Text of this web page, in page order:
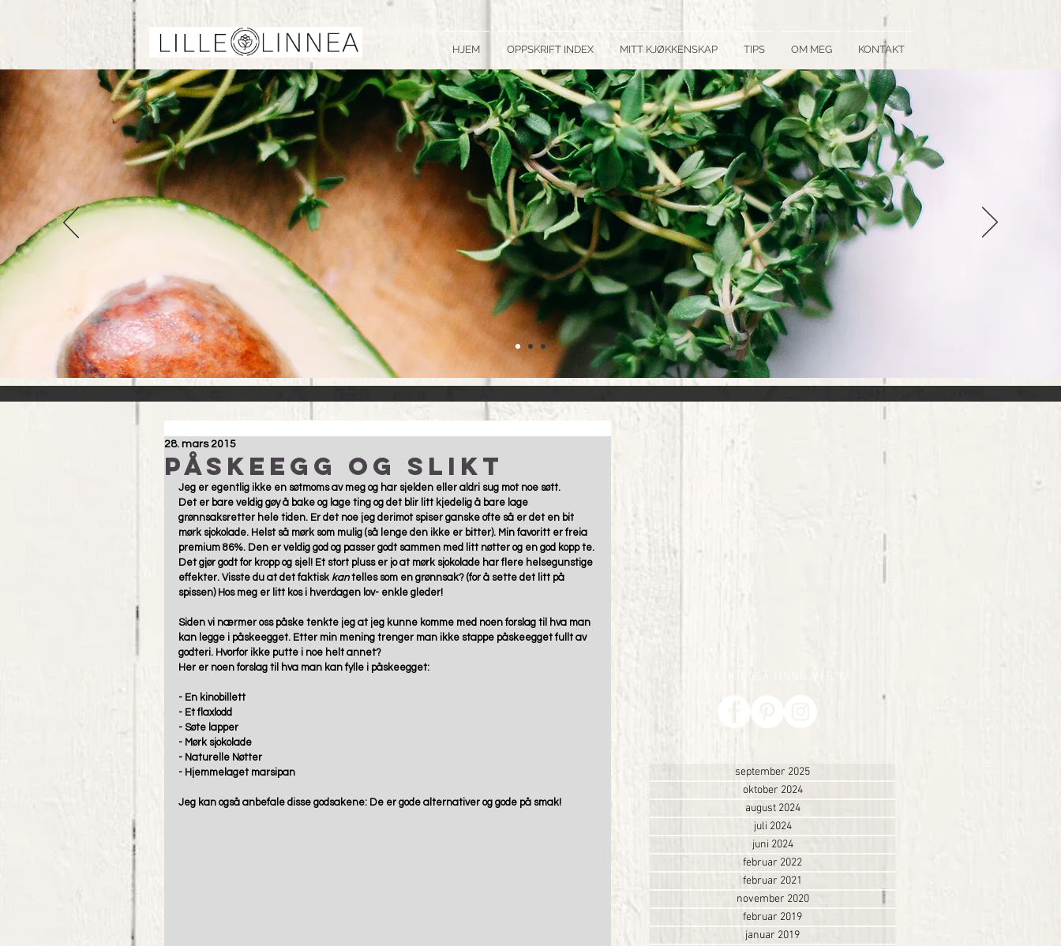
HJEM OPPSKRIFT INDEX MITT KJØKKENSKAP TIPS OM MEG KONTAKT
Påskeegg og slikt
28. mars 2015
Jeg er egentlig ikke en søtmoms av meg og har sjelden eller aldri sug mot noe søtt.
Det er bare veldig gøy å bake og lage ting og det blir litt kjedelig å bare lage
grønnsaksretter hele tiden. Er det noe jeg derimot spiser ganske ofte så er det en bit
mørk sjokolade. Helst så mørk som mulig (så lenge den ikke er bitter). Min favoritt er freia
premium 86%. Den er veldig god og passer godt sammen med litt nøtter og en god kopp te.
Det gjør godt for kropp og sjel! Et stort pluss er jo at mørk sjokolade har flere helsegunstige
effekter. Visste du at det faktisk kan telles som en grønnsak? (for å sette det litt på
spissen) Hos meg er litt kos i hverdagen lov- enkle gleder!
Siden vi nærmer oss påske tenkte jeg at jeg kunne komme med noen forslag til hva man
kan legge i påskeegget. Etter min mening trenger man ikke stappe påskeegget fullt av
godteri. Hvorfor ikke putte i noe helt annet?
Her er noen forslag til hva man kan fylle i påskeegget:
- En kinobillett
- Et flaxlodd
- Søte lapper
- Mørk sjokolade
- Naturelle Nøtter
- Hjemmelaget marsipan
Jeg kan også anbefale disse godsakene: De er gode alternativer og gode på smak!
DU KAN OGSÅ FINNE MEG PÅ
september 2025
oktober 2024
august 2024
juli 2024
juni 2024
februar 2022
februar 2021
november 2020
februar 2019
januar 2019